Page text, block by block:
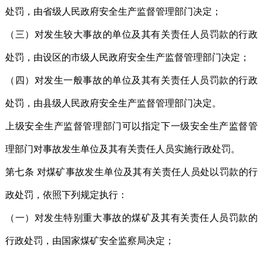
处罚，由省级人民政府安全生产监督管理部门决定；
（三）对发生较大事故的单位及其有关责任人员罚款的行政
处罚，由设区的市级人民政府安全生产监督管理部门决定；
（四）对发生一般事故的单位及其有关责任人员罚款的行政
处罚，由县级人民政府安全生产监督管理部门决定。
上级安全生产监督管理部门可以指定下一级安全生产监督管
理部门对事故发生单位及其有关责任人员实施行政处罚。
第七条 对煤矿事故发生单位及其有关责任人员处以罚款的行
政处罚，依照下列规定执行：
（一）对发生特别重大事故的煤矿及其有关责任人员罚款的
行政处罚，由国家煤矿安全监察局决定；